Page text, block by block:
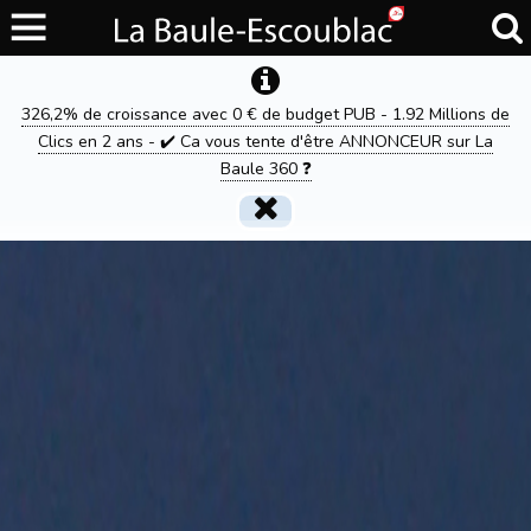
326,2% de croissance avec 0 € de budget PUB - 1.92 Millions de
Clics en 2 ans - ✔️ Ca vous tente d'être ANNONCEUR sur La
Baule 360 ❓